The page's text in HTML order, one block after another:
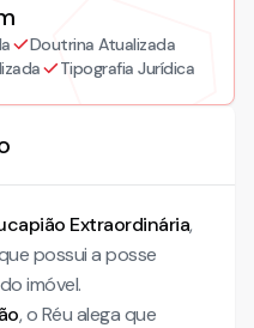
Doutrina Atualizada
Tipografia Jurídica
Extraordinária,
possui a posse
imóvel.
, o Réu alega que